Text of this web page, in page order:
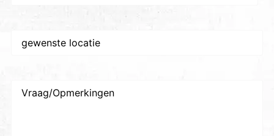
plaats/locatie*